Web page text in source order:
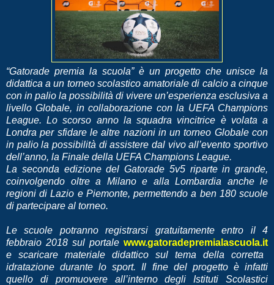
“Gatorade premia la scuola” è un progetto che unisce la
didattica a un torneo scolastico amatoriale di calcio a cinque
con in palio la possibilità di vivere un’esperienza esclusiva a
livello Globale, in collaborazione con la UEFA Champions
League. Lo scorso anno la squadra vincitrice è volata a
Londra per sfidare le altre nazioni in un torneo Globale con
in palio la possibilità di assistere dal vivo all’evento sportivo
dell’anno, la Finale della UEFA Champions League.
La seconda edizione del Gatorade 5v5 riparte in grande,
coinvolgendo oltre a Milano e alla Lombardia anche le
regioni di Lazio e Piemonte, permettendo a ben 180 scuole
di partecipare al torneo.
Le scuole potranno registrarsi gratuitamente entro il 4
febbraio 2018 sul portale www.gatoradepremialascuola.it
e scaricare materiale didattico sul tema della corretta
idratazione durante lo sport. Il fine del progetto è infatti
quello di promuovere all’interno degli Istituti Scolastici